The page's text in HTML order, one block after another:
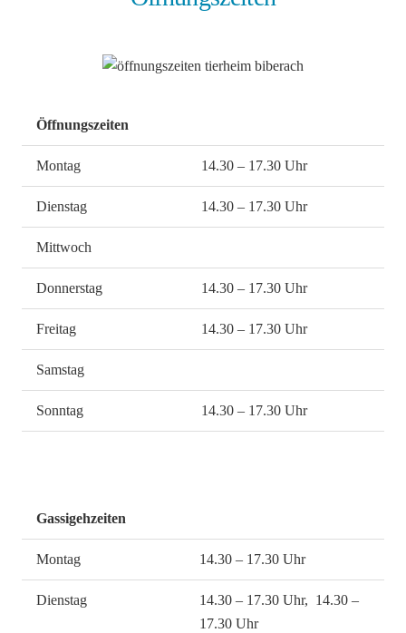
Öffnungszeiten
Montag 14.30 – 17.30 Uhr
Dienstag 14.30 – 17.30 Uhr
Mittwoch
Donnerstag 14.30 – 17.30 Uhr
Freitag 14.30 – 17.30 Uhr
Samstag
Sonntag 14.30 – 17.30 Uhr
Gassigehzeiten
Montag 14.30 – 17.30 Uhr
Dienstag
14.30 – 17.30 Uhr, 14.30 –
17.30 Uhr